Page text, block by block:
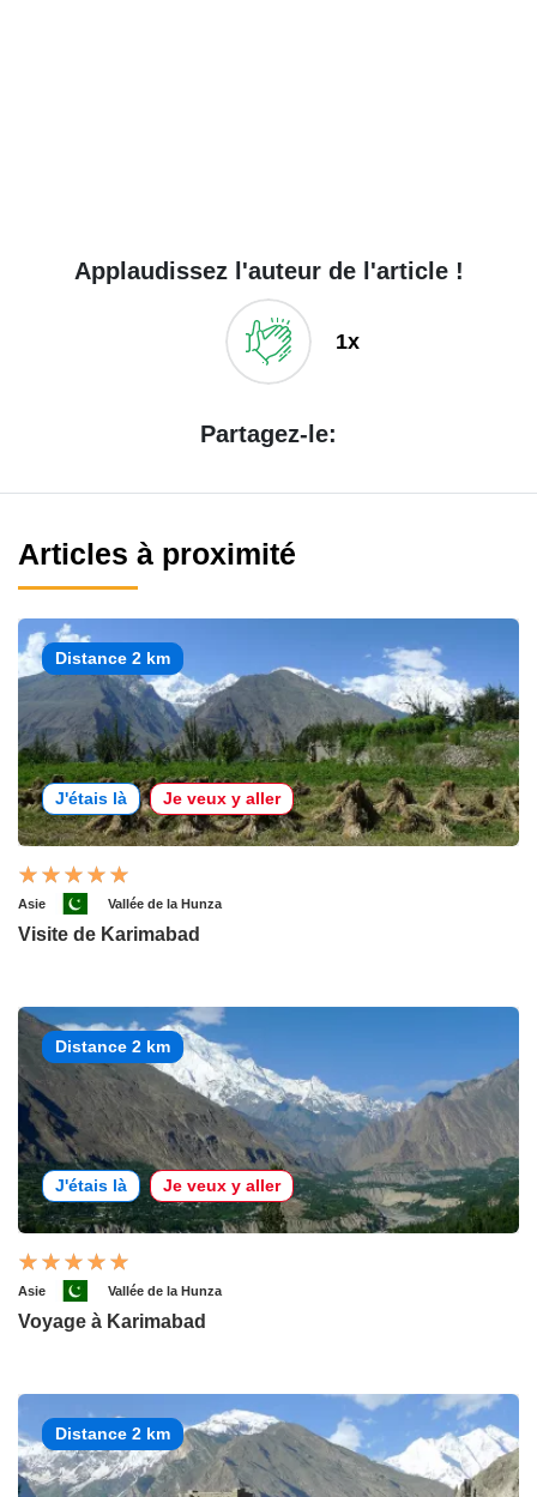
Applaudissez l'auteur de l'article !
1x
Partagez-le:
Articles à proximité
Distance 2 km
J'étais là Je veux y aller
Asie Vallée de la Hunza
Visite de Karimabad
Distance 2 km
J'étais là Je veux y aller
Asie Vallée de la Hunza
Voyage à Karimabad
Distance 2 km